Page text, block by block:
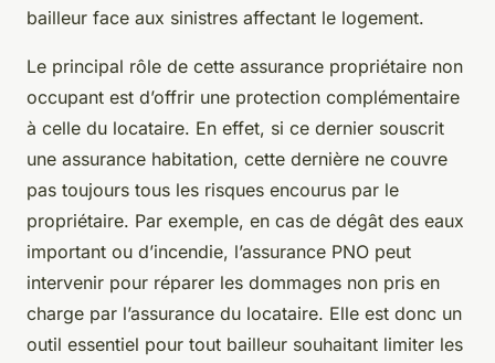
bailleur face aux sinistres affectant le logement.
Le principal rôle de cette assurance propriétaire non
occupant est d’offrir une protection complémentaire
à celle du locataire. En effet, si ce dernier souscrit
une assurance habitation, cette dernière ne couvre
pas toujours tous les risques encourus par le
propriétaire. Par exemple, en cas de dégât des eaux
important ou d’incendie, l’assurance PNO peut
intervenir pour réparer les dommages non pris en
charge par l’assurance du locataire. Elle est donc un
outil essentiel pour tout bailleur souhaitant limiter les